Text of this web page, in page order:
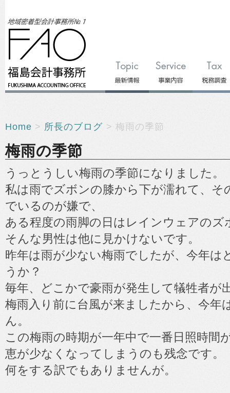
Home > 所長のブログ > 梅雨の季節
梅雨の季節
うっとうしい梅雨の季節になりました。
私は雨でズボンの膝から下が濡れて、そ
でいるのが嫌で、
ある程度の雨脚の日はレインウェアのズ
そんな男性は他に見かけないです。
昨年は雨が少ない梅雨でしたが、今年は
うか？
毎年、どこかで豪雨が発生して犠牲者が
梅雨入り前に台風が来ましたから、今年
ん。
この梅雨の時期が一年中で一番日照時間
恵が少なくなってしまうのも残念です。
何をする訳でもありませんが。